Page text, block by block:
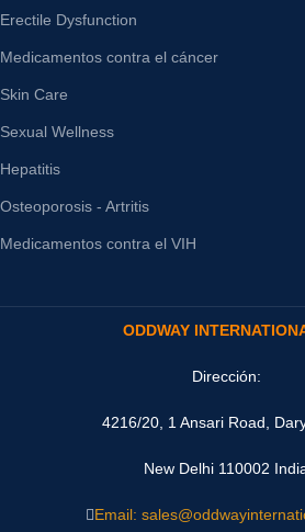
Erectile Dysfunction
Medicamentos contra el cáncer
Skin Care
Sexual Wellness
Hepatitis
Osteoporosis - Artritis
Medicamentos contra el VIH
ODDWAY
Dirección:
4216/20, 1 Ansari Road,
New Delhi 110002
Email: